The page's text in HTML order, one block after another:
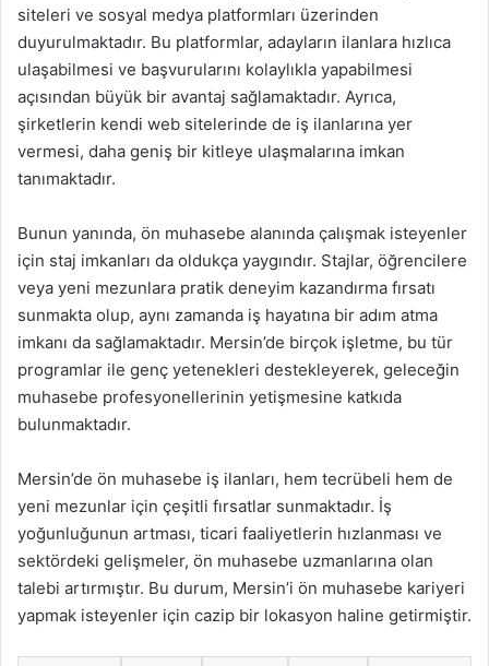
siteleri ve sosyal medya platformları üzerinden
duyurulmaktadır. Bu platformlar, adayların ilanlara hızlıca
ulaşabilmesi ve başvurularını kolaylıkla yapabilmesi
açısından büyük bir avantaj sağlamaktadır. Ayrıca,
şirketlerin kendi web sitelerinde de iş ilanlarına yer
vermesi, daha geniş bir kitleye ulaşmalarına imkan
tanımaktadır.
Bunun yanında, ön muhasebe alanında çalışmak isteyenler
için staj imkanları da oldukça yaygındır. Stajlar, öğrencilere
veya yeni mezunlara pratik deneyim kazandırma fırsatı
sunmakta olup, aynı zamanda iş hayatına bir adım atma
imkanı da sağlamaktadır. Mersin’de birçok işletme, bu tür
programlar ile genç yetenekleri destekleyerek, geleceğin
muhasebe profesyonellerinin yetişmesine katkıda
bulunmaktadır.
Mersin’de ön muhasebe iş ilanları, hem tecrübeli hem de
yeni mezunlar için çeşitli fırsatlar sunmaktadır. İş
yoğunluğunun artması, ticari faaliyetlerin hızlanması ve
sektördeki gelişmeler, ön muhasebe uzmanlarına olan
talebi artırmıştır. Bu durum, Mersin’i ön muhasebe kariyeri
yapmak isteyenler için cazip bir lokasyon haline getirmiştir.